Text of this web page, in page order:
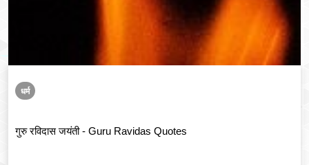
धर्म
गुरु रविदास जयंती - Guru Ravidas Quotes